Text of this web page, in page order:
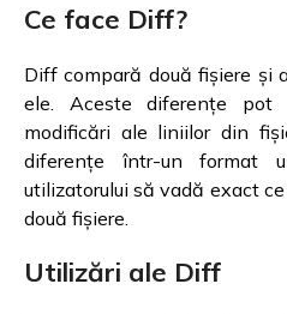
Ce face Diff?
Diff compară două fișiere și
ele. Aceste diferențe pot
modificări ale liniilor din
diferențe într-un format
utilizatorului să vadă exact
două fișiere.
Utilizări ale Diff